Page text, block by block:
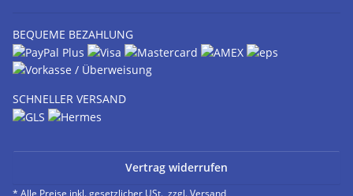
BEQUEME BEZAHLUNG
SCHNELLER VERSAND
Vertrag widerrufen
* Alle Preise inkl. gesetzlicher USt., zzgl. Versand